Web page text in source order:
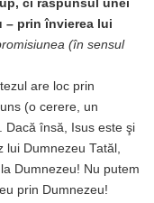
ci răspunsul unei
– prin învierea lui
(în sensul
are loc prin
(o cerere, un
. Dacă însă, Isus este şi
lui Dumnezeu Tatăl,
Dumnezeu! Nu putem
prin Dumnezeu!